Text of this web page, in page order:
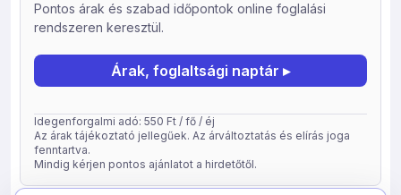
lehetőség várja az aktív turistákat, akik a környező
nevezetességeket, vidéket szeretnék felfedezni. Két
generációs családi házban 4 felnőtt és 2 gyermek
valamint egy berni pásztor kutya várja a vendégeket.
Pontos árak és szabad időpontok online foglalási
rendszeren keresztül.
Árak, foglaltsági naptár ▸
Idegenforgalmi adó: 550 Ft / fő / éj
Az árak tájékoztató jellegűek. Az árváltoztatás és elírás joga
fenntartva.
Mindig kérjen pontos ajánlatot a hirdetőtől.